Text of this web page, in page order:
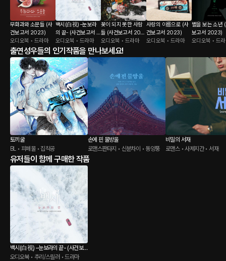
무화과와 소문들 (사
건보고서 2023)
오디오북 • 드라마
백시(白視) –눈보라
의 끝- (사건보고서 2
023)
오디오북 • 드라마
꽃이 되지 못한 사람
들 (사건보고서 202
2)
오디오북 • 드라마
사랑의 이름으로 (사
건보고서 2023)
오디오북 • 드라마
별을 보는 소년
보고서 2023)
오디오북 • 드
출연성우들의 인기작품을 만나보세요!
토끼굴
BL • 피폐물 • 집착공
손에 핀 물방울
로맨스판타지 • 신분차이 • 동양풍
비밀의 서재
로맨스 • 사제지간 • 서재
유저들이 함께 구매한 작품
백시(白視) –눈보라의 끝- (사건보
고서 2023)
오디오북 • 추리/스릴러 • 드라마